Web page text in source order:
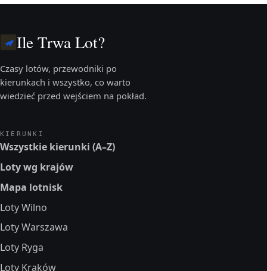
Ile Trwa Lot?
Czasy lotów, przewodniki po
kierunkach i wszystko, co warto
wiedzieć przed wejściem na pokład.
KIERUNKI
Wszystkie kierunki (A–Z)
Loty wg krajów
Mapa lotnisk
Loty Wilno
Loty Warszawa
Loty Ryga
Loty Kraków